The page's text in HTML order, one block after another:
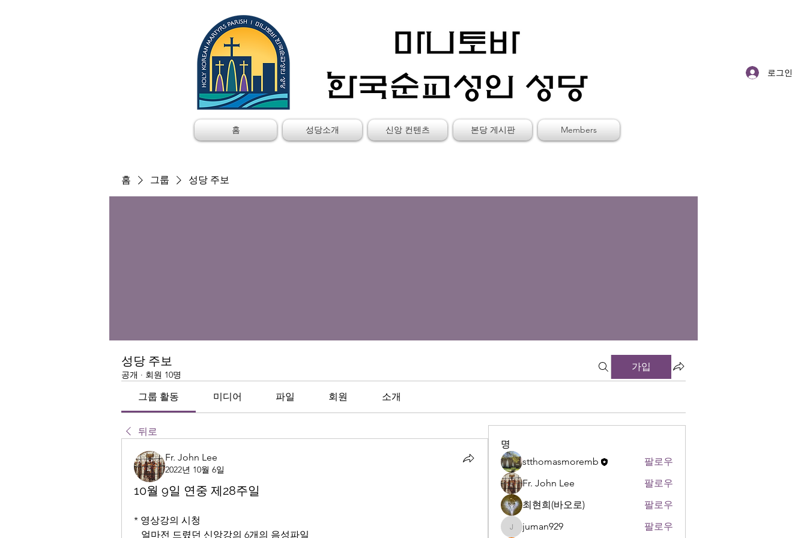
로그인
홈 성당소개 신앙 컨텐츠 본당 게시판 Members
홈 그룹 성당 주보
성당 주보
공개 · 회원 10명
가입
그룹 활동 미디어 파일 회원 소개
뒤로
Fr. John Lee
2022년 10월 6일
10월 9일 연중 제28주일
* 영상강의 시청
   얼마전 드렸던 신앙강의 6개의 음성파일
명
stthomasmoremb
팔로우
Fr. John Lee
팔로우
최현희(바오로)
팔로우
juman929
juman929
팔로우